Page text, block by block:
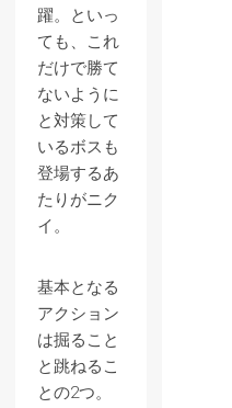
躍。といっ
ても、これ
だけで勝て
ないように
と対策して
いるボスも
登場するあ
たりがニク
イ。
基本となる
アクション
は掘ること
と跳ねるこ
との2つ。